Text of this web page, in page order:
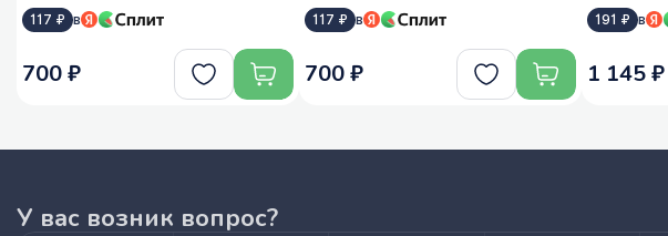
117 ₽ в
700 ₽
117 ₽ в
700 ₽
191 ₽ в
1 145 ₽
У вас возник вопрос?